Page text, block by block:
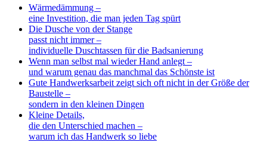
Wärmedämmung –
eine Investition, die man jeden Tag spürt
Die Dusche von der Stange
passt nicht immer –
individuelle Duschtassen für die Badsanierung
Wenn man selbst mal wieder Hand anlegt –
und warum genau das manchmal das Schönste ist
Gute Handwerksarbeit zeigt sich oft nicht in der Größe der
Baustelle –
sondern in den kleinen Dingen
Kleine Details,
die den Unterschied machen –
warum ich das Handwerk so liebe